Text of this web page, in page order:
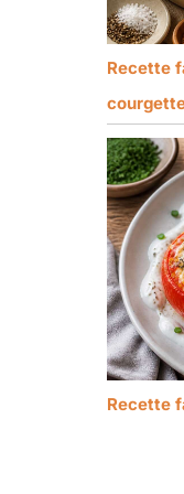
Recette
Recette